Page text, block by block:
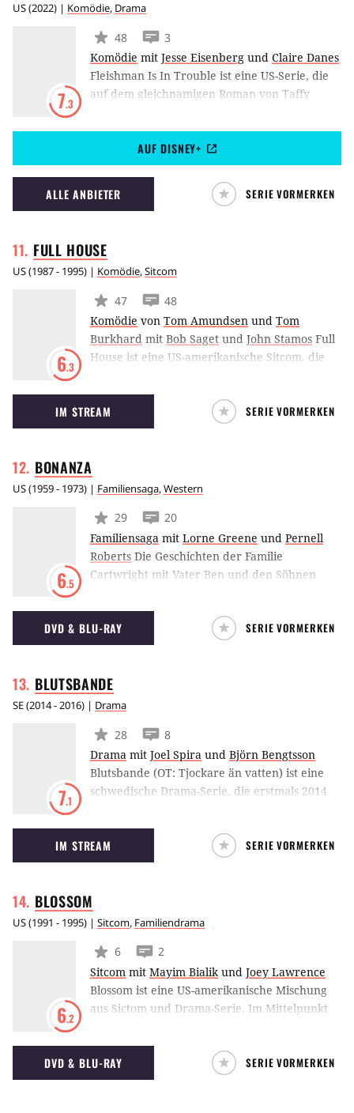
US(2022) | Komödie, Drama
7.3
48
3
Komödie mit Jesse Eisenberg und Claire Danes
Fleishman Is In Trouble ist eine US-Serie, die
auf dem gleichnamigen Roman von Taffy
von dem frischgeschiedenen Toby Fleishman,
der Job und Erziehung unter einen Hut
bringen muss und die Welt des Online-Datings
AUF DISNEY+
ALLE ANBIETER SERIE VORMERKEN
FULL HOUSE
US(1987 - 1995) | Komödie,Sitcom
6.3
47
48
Komödie von Tom Amundsen und Tom
Burkhard mit Bob Saget und John Stamos Full
House ist eine US-amerikanische Sitcom, die
Mai 1997 auf ABC ausgestrahlt wurde. Die
Handlung dreht sich um Danny Tanner, der
nach dem plötzlichen Tod seiner Frau mit der
komplett überfordert ist.
IM STREAM SERIE VORMERKEN
BONANZA
US(1959 - 1973) | Familiensaga,Western
6.5
29
20
Familiensaga mit Lorne Greene und Pernell
Roberts Die Geschichten der Familie
Cartwright mit Vater Ben und den Söhnen
Generationen Sonntagnachmittag vor den
Fernseher gelockt. In 430 Episoden wurden
die Abenteuer und das Leben der Cartwrights
Zuschauern ins Wohnzimmer gebracht.
DVD & BLU-RAY SERIE VORMERKEN
BLUTSBANDE
SE(2014 - 2016) | Drama
7.1
28
8
Drama mit Joel Spira und Björn Bengtsson
Blutsbande (OT: Tjockare än vatten) ist eine
schwedische Drama-Serie, die erstmals 2014
um die Familie Waldemar, deren Beziehung
untereinander im Kampf um das Erbe einer
Zerreißprobe unterzogen wird.
IM STREAM SERIE VORMERKEN
BLOSSOM
US(1991 - 1995) | Sitcom, Familiendrama
6.2
6
2
Sitcom mit Mayim Bialikund Joey Lawrence
Blossom ist eine US-amerikanische Mischung
aus Sictom und Drama-Serie. Im Mittelpunkt
ihren beiden Brüdern und dem Vater den
Weggang der Mutter kompensieren muss.
Zusammen mit ihrer besten Freundin Six hat
DVD & BLU-RAY SERIE VORMERKEN